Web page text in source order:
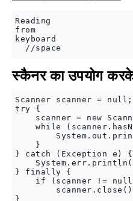
Reading
from
keyboard
स्कैनर का उपयोग
Scanner scanner = null;
try {
scanner = new
while
    }
} catch (Exception e) {
} finally {
if (scanner !=